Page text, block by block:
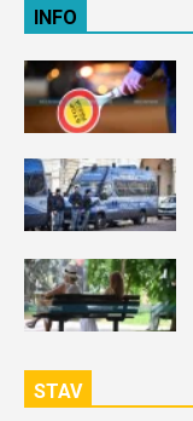
INFO
STAV